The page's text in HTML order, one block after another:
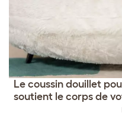
Le coussin douillet
soutient le corps de